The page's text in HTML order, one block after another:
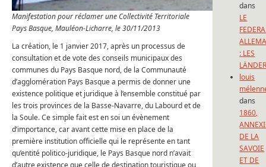
Manifestation pour réclamer une Collectivité Territoriale
Pays Basque, Mauléon-Licharre, le 30/11/2013
La création, le 1 janvier 2017, après un processus de
consultation et de vote des conseils municipaux des
communes du Pays Basque nord, de la Communauté
d’agglomération Pays Basque a permis de donner une
existence politique et juridique à l’ensemble constitué par
les trois provinces de la Basse-Navarre, du Labourd et de
la Soule. Ce simple fait est en soi un évènement
d’importance, car avant cette mise en place de la
première institution officielle qui le représente en tant
qu’entité politico-juridique, le Pays Basque nord n’avait
dans
LE
: LES
louis
dans
1860,
DE LA
SAVOIE
ET DE